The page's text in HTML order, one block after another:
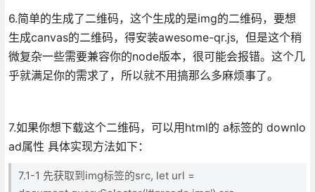
6.简单的生成了二维码，这个生成的是img的二维码，要想
生成canvas的二维码，得安装awesome-qr.js, 但是这个稍
微复杂一些需要兼容你的node版本，很可能会报错。这个几
乎就满足你的需求了，所以就不用搞那么多麻烦事了。
7.如果你想下载这个二维码，可以用html的 a标签的 downlo
ad属性 具体实现方法如下：
7.1-1 先获取到img标签的src, let url =